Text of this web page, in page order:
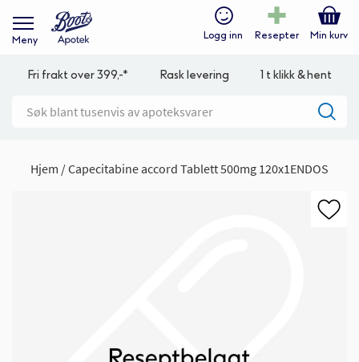
Meny Logg inn Resepter Min kurv
Fri frakt over 399,-* Rask levering 1 t klikk & hent
Hjem Capecitabine accord Tablett 500mg 120x1ENDOS